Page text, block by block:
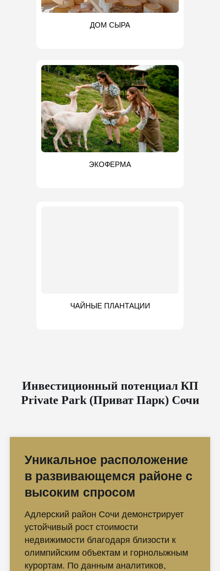
ДОМ СЫРА
ЭКОФЕРМА
ЧАЙНЫЕ ПЛАНТАЦИИ
Инвестиционный потенциал КП
Private Park (Приват Парк) Сочи
Уникальное расположение
в развивающемся районе с
высоким спросом
Адлерский район Сочи демонстрирует
устойчивый рост стоимости
недвижимости благодаря близости к
олимпийским объектам и горнолыжным
курортам. По данным аналитиков,